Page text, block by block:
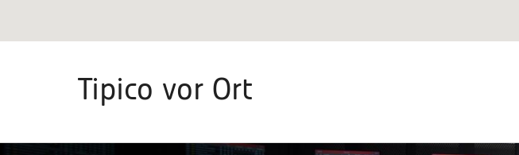
Tipico vor Ort